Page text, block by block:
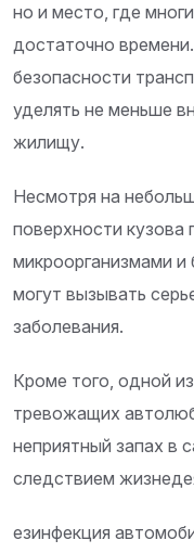
но и место, где
достаточно
безопасности
уделять не меньше
жилищу.
Несмотря на
поверхности кузова
микроорганизмами и
могут вызывать
заболевания.
Кроме того, одной
тревожащих
неприятный запах в
следствием
езинфекция